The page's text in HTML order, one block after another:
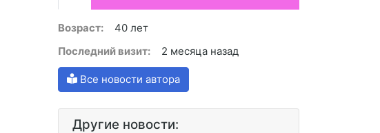
Возраст:
40 лет
Последний визит:
2 месяца назад
Все новости автора
Другие новости: